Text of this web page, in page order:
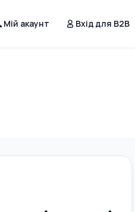
Мій акаунт Вхід для B2B